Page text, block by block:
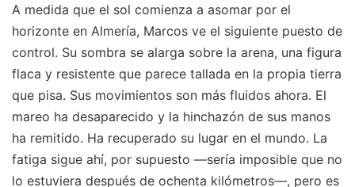
A medida que el sol comienza a asomar por el
horizonte en Almería, Marcos ve el siguiente puesto de
control. Su sombra se alarga sobre la arena, una figura
flaca y resistente que parece tallada en la propia tierra
que pisa. Sus movimientos son más fluidos ahora. El
mareo ha desaparecido y la hinchazón de sus manos
ha remitido. Ha recuperado su lugar en el mundo. La
fatiga sigue ahí, por supuesto —sería imposible que no
lo estuviera después de ochenta kilómetros—, pero es